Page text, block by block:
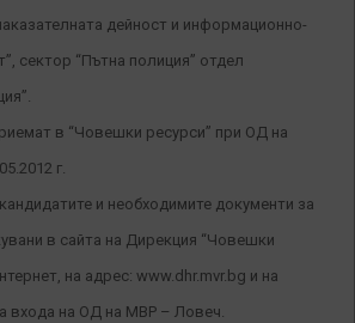
дейност и информационно-
сектор “Пътна полиция” отдел
в “Човешки ресурси” при ОД на
г.
и необходимите документи за
в сайта на Дирекция “Човешки
на адрес: www.dhr.mvr.bg и на
входа на ОД на МВР – Ловеч.